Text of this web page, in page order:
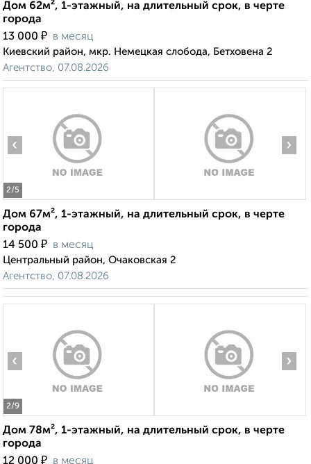
Дом 62м², 1-этажный, на длительный срок, в черте
города
13 000 ₽ в месяц
Киевский район, мкр. Немецкая слобода, Бетховена 2
Агентство, 07.08.2026
2/5
‹ ›
Дом 67м², 1-этажный, на длительный срок, в черте
города
14 500 ₽ в месяц
Центральный район, Очаковская 2
Агентство, 07.08.2026
2/9
‹ ›
Дом 78м², 1-этажный, на длительный срок, в черте
города
12 000 ₽ в месяц